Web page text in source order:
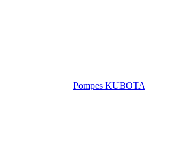
Pompes KUBOTA